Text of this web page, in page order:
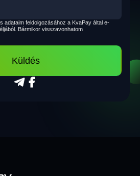
adataim feldolgozásához a KvaPay által e-
Bármikor visszavonhatom
Küldés